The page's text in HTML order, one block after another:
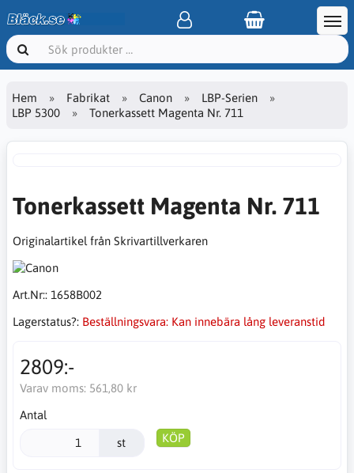
Hem Fabrikat Canon
LBP-Serien
LBP 5300
Tonerkassett Magenta Nr. 711
Tonerkassett Magenta Nr. 711
Originalartikel från Skrivartillverkaren
Art.Nr:: 1658B002
Lagerstatus?: Beställningsvara: Kan innebära lång leveranstid
2809:-
Varav moms: 561,80 kr
Antal
st KÖP